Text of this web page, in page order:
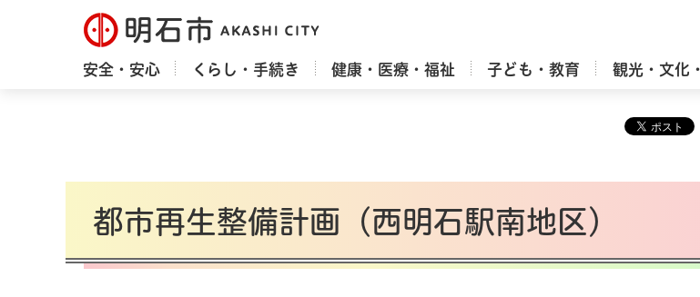
明石市
安全・安心 くらし・手続き 健康・医療・福祉 子ども・教育 観光・文化
都市再生整備計画（西明石駅南地区）